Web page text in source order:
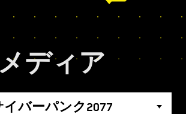
メディア
イバーパンク2077